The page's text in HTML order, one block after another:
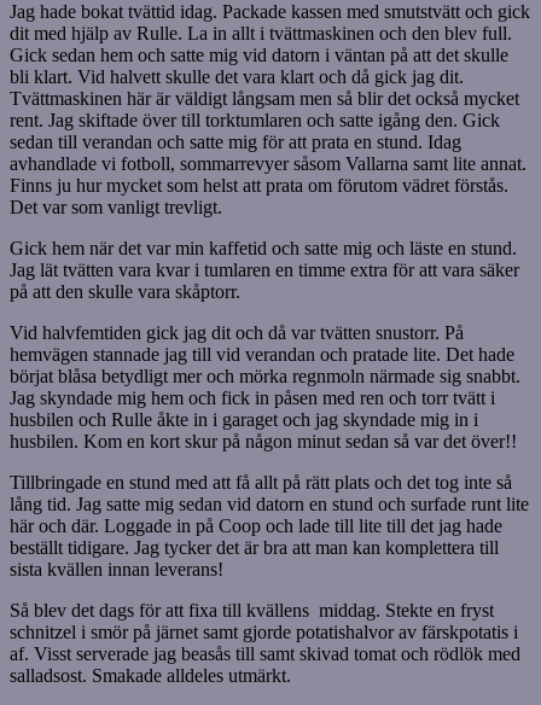
Jag hade bokat tvättid idag. Packade kassen med smutstvätt och gick
dit med hjälp av Rulle. La in allt i tvättmaskinen och den blev full.
Gick sedan hem och satte mig vid datorn i väntan på att det skulle
bli klart. Vid halvett skulle det vara klart och då gick jag dit.
Tvättmaskinen här är väldigt långsam men så blir det också mycket
rent. Jag skiftade över till torktumlaren och satte igång den. Gick
sedan till verandan och satte mig för att prata en stund. Idag
avhandlade vi fotboll, sommarrevyer såsom Vallarna samt lite annat.
Finns ju hur mycket som helst att prata om förutom vädret förstås.
Det var som vanligt trevligt.
Gick hem när det var min kaffetid och satte mig och läste en stund.
Jag lät tvätten vara kvar i tumlaren en timme extra för att vara säker
på att den skulle vara skåptorr.
Vid halvfemtiden gick jag dit och då var tvätten snustorr. På
hemvägen stannade jag till vid verandan och pratade lite. Det hade
börjat blåsa betydligt mer och mörka regnmoln närmade sig snabbt.
Jag skyndade mig hem och fick in påsen med ren och torr tvätt i
husbilen och Rulle åkte in i garaget och jag skyndade mig in i
husbilen. Kom en kort skur på någon minut sedan så var det över!!
Tillbringade en stund med att få allt på rätt plats och det tog inte så
lång tid. Jag satte mig sedan vid datorn en stund och surfade runt lite
här och där. Loggade in på Coop och lade till lite till det jag hade
beställt tidigare. Jag tycker det är bra att man kan komplettera till
sista kvällen innan leverans!
Så blev det dags för att fixa till kvällens middag. Stekte en fryst
schnitzel i smör på järnet samt gjorde potatishalvor av färskpotatis i
af. Visst serverade jag beasås till samt skivad tomat och rödlök med
salladsost. Smakade alldeles utmärkt.